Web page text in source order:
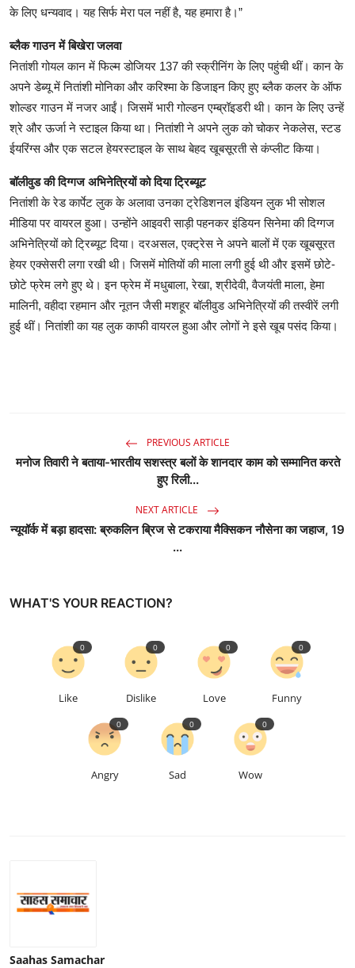
के लिए धन्यवाद। यह सिर्फ मेरा पल नहीं है, यह हमारा है।”
ब्लैक गाउन में बिखेरा जलवा
नितांशी गोयल कान में फिल्म डोजियर 137 की स्क्रीनिंग के लिए पहुंची थीं। कान के
अपने डेब्यू में नितांशी मोनिका और करिश्मा के डिजाइन किए हुए ब्लैक कलर के ऑफ
शोल्डर गाउन में नजर आईं। जिसमें भारी गोल्डन एम्ब्रॉइडरी थी। कान के लिए उन्हें
श्रे और ऊर्जा ने स्टाइल किया था। नितांशी ने अपने लुक को चोकर नेकलेस, स्टड
ईयरिंग्स और एक सटल हेयरस्टाइल के साथ बेहद खूबसूरती से कंप्लीट किया।
बॉलीवुड की दिग्गज अभिनेत्रियों को दिया ट्रिब्यूट
नितांशी के रेड कार्पेट लुक के अलावा उनका ट्रेडिशनल इंडियन लुक भी सोशल
मीडिया पर वायरल हुआ। उन्होंने आइवरी साड़ी पहनकर इंडियन सिनेमा की दिग्गज
अभिनेत्रियों को ट्रिब्यूट दिया। दरअसल, एक्ट्रेस ने अपने बालों में एक खूबसूरत
हेयर एक्सेसरी लगा रखी थी। जिसमें मोतियों की माला लगी हुई थी और इसमें छोटे-
छोटे फ्रेम लगे हुए थे। इन फ्रेम में मधुबाला, रेखा, श्रीदेवी, वैजयंती माला, हेमा
मालिनी, वहीदा रहमान और नूतन जैसी मशहूर बॉलीवुड अभिनेत्रियों की तस्वीरें लगी
हुई थीं। नितांशी का यह लुक काफी वायरल हुआ और लोगों ने इसे खूब पसंद किया।
PREVIOUS ARTICLE
मनोज तिवारी ने बताया-भारतीय सशस्त्र बलों के शानदार काम को सम्मानित करते
हुए रिली...
NEXT ARTICLE
न्यूयॉर्क में बड़ा हादसा: ब्रुकलिन ब्रिज से टकराया मैक्सिकन नौसेना का जहाज, 19
...
WHAT'S YOUR REACTION?
Like
0
Dislike
0
Love
0
Funny
0
Angry
0
Sad
0
Wow
0
Saahas Samachar